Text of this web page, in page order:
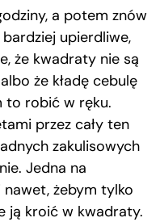
a potem znów
upierdliwe,
że kwadraty nie są
że kładę cebulę
to robić w ręku.
przez cały ten
zakulisowych
Jedna na
żebym tylko
ją kroić w kwadraty.